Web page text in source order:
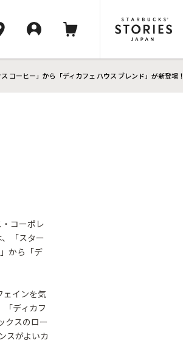
ーヒー」から「ディカフェ ハウス ブレンド」が新登場！
コーポレ
「スター
から「デ
ェインを気
「ディカフ
クスのロー
スがよいカ